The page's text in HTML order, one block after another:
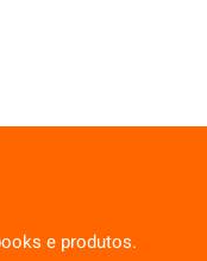
e produtos.